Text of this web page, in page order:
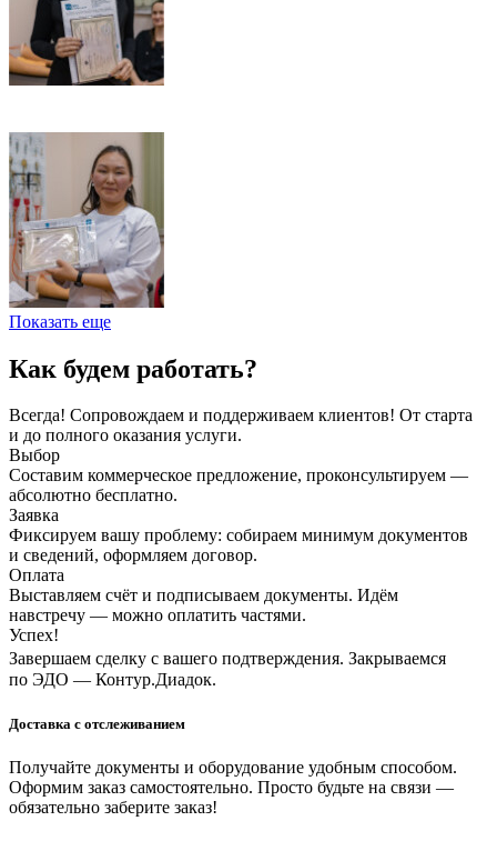
Показать еще
Как будем работать?
Всегда! Сопровождаем и поддерживаем клиентов! От старта
и до полного оказания услуги.
Выбор
Составим коммерческое предложение, проконсультируем —
абсолютно бесплатно.
Заявка
Фиксируем вашу проблему: собираем минимум документов
и сведений, оформляем договор.
Оплата
Выставляем счёт и подписываем документы. Идём
навстречу — можно оплатить частями.
Успех!
Завершаем сделку с вашего подтверждения. Закрываемся
по ЭДО — Контур.Диадок.
Доставка с отслеживанием
Получайте документы и оборудование удобным способом.
Оформим заказ самостоятельно. Просто будьте на связи —
обязательно заберите заказ!